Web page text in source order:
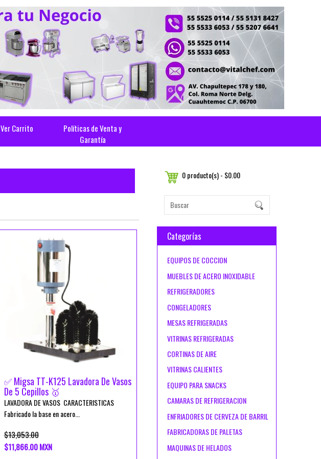
Ver Carrito
Políticas de Venta y
Garantía
0 producto(s) - $0.00
Categorías
EQUIPOS DE COCCION
MUEBLES DE ACERO INOXIDABLE
REFRIGERADORES
CONGELADORES
MESAS REFRIGERADAS
VITRINAS REFRIGERADAS
CORTINAS DE AIRE
VITRINAS CALIENTES
EQUIPO PARA SNACKS
CAMARAS DE REFRIGERACION
ENFRIADORES DE CERVEZA DE BARRIL
FABRICADORAS DE PALETAS
MAQUINAS DE HELADOS
✅ Migsa TT-K125 Lavadora De Vasos
De 5 Cepillos 🥇
LAVADORA DE VASOS CARACTERISTICAS
Fabricado la base en acero...
$13,053.00
$11,866.00 MXN